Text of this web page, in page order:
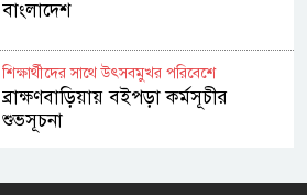
বাংলাদেশ
শিক্ষার্থীদের সাথে উৎসবমুখর পরিবেশে
ব্রাক্ষণবাড়িয়ায় বইপড়া কর্মসূচীর
শুভসূচনা
মালয়েশিয়ায় মারামারি করে তিন